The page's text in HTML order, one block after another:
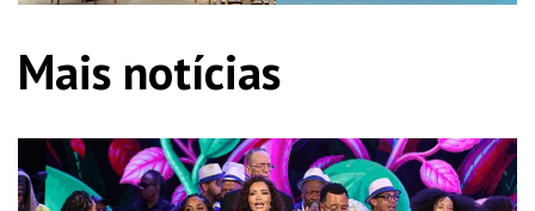
Mais notícias